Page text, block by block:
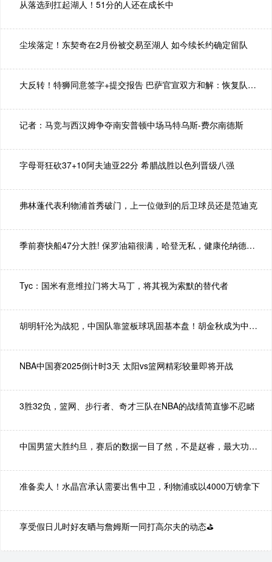
从落选到扛起湖人！51分的人还在成长中
尘埃落定！东契奇在2月份被交易至湖人 如今续长约确定留队
大反转！特狮同意签字+提交报告 巴萨官宣双方和解：恢复队长身份
记者：马竞与西汉姆争夺南安普顿中场马特乌斯-费尔南德斯
字母哥狂砍37+10阿夫迪亚22分 希腊战胜以色列晋级八强
弗林蓬代表利物浦首秀破门，上一位做到的后卫球员还是范迪克
季前赛快船47分大胜! 保罗油箱很满，哈登无私，健康伦纳德无解
Tyc：国米有意维拉门将大马丁，将其视为索默的替代者
胡明轩沦为战犯，中国队靠篮板球巩固基本盘！胡金秋成为中流砥柱
NBA中国赛2025倒计时3天 太阳vs篮网精彩较量即将开战
3胜32负，篮网、步行者、奇才三队在NBA的战绩简直惨不忍睹
中国男篮大胜约旦，赛后的数据一目了然，不是赵睿，最大功臣是他
准备卖人！水晶宫承认需要出售中卫，利物浦或以4000万镑拿下
享受假日儿时好友晒与詹姆斯一同打高尔夫的动态⛳️